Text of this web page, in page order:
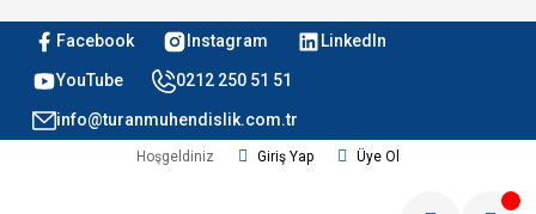
Facebook Instagram LinkedIn
YouTube 0212 250 51 51
info@turanmuhendislik.com.tr
Hoşgeldiniz Giriş Yap Üye Ol